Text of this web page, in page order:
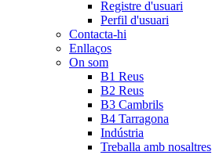
Registre d'usuari
Perfil d'usuari
Contacta-hi
Enllaços
On som
B1 Reus
B2 Reus
B3 Cambrils
B4 Tarragona
Indústria
Treballa amb nosaltres